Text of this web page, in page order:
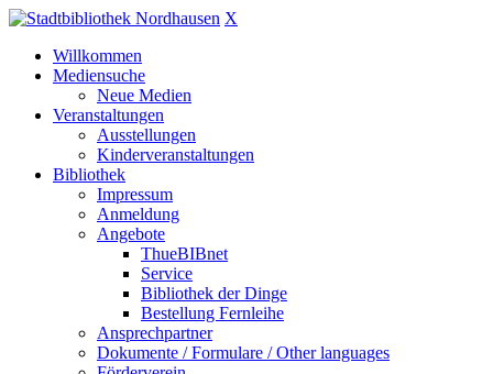
X
Willkommen
Mediensuche
Neue Medien
Veranstaltungen
Ausstellungen
Kinderveranstaltungen
Bibliothek
Impressum
Anmeldung
Angebote
ThueBIBnet
Service
Bibliothek der Dinge
Bestellung Fernleihe
Ansprechpartner
Dokumente / Formulare / Other languages